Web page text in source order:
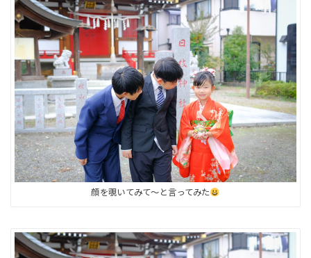
顔を覗いてみて〜と言ってみた